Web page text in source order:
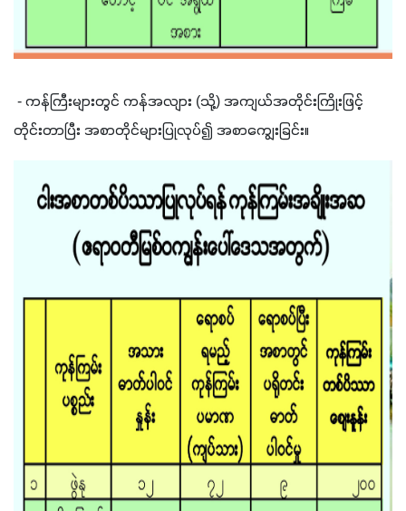
- ကန်ကြီးများတွင် ကန်အလျား (သို့) အကျယ်အတိုင်းကြိုးဖြင့်
တိုင်းတာပြီး အစာတိုင်များပြုလုပ်၍ အစာကျွေးခြင်း။